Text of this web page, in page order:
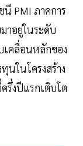
PMI ภาคการ
าอยู่ในระดับ
คลื่อนหลักของ
นในโครงสร้าง
รึ่งปีแรกเติบโต